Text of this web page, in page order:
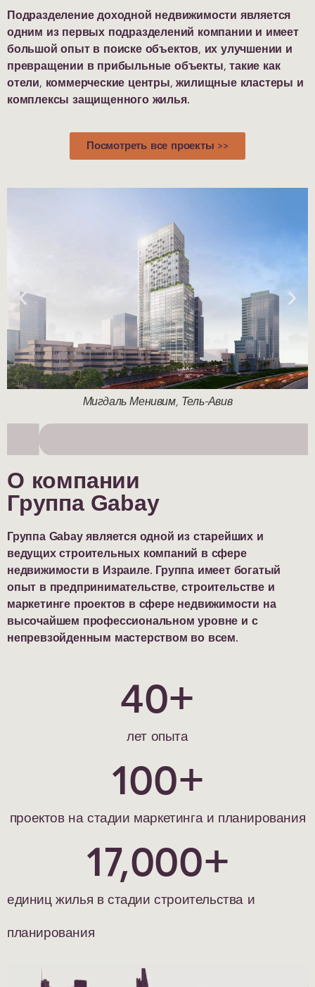
Подразделение доходной недвижимости является
одним из первых подразделений компании и имеет
большой опыт в поиске объектов, их улучшении и
превращении в прибыльные объекты, такие как
отели, коммерческие центры, жилищные кластеры и
комплексы защищенного жилья.
Посмотреть все проекты >>
Хоф Лидо, Ашдод
О компании
Группа Gabay
Группа Gabay является одной из старейших и
ведущих строительных компаний в сфере
недвижимости в Израиле. Группа имеет богатый
опыт в предпринимательстве, строительстве и
маркетинге проектов в сфере недвижимости на
высочайшем профессиональном уровне и с
непревзойденным мастерством во всем.
лет опыта
40+
проектов на стадии маркетинга и планирования
100+
единиц жилья в стадии строительства и
планирования
17,000+